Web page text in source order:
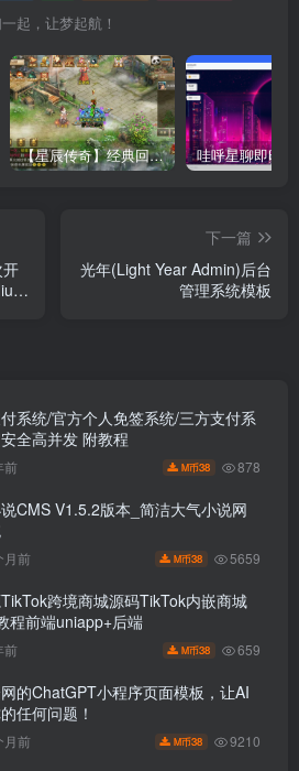
起，让梦起航！
【星辰传奇】经典回合制手游+安卓端+GM工具+详细搭建教程
下一篇
光年(Light Year Admin)后台
管理系统模板
系统/官方个人免签系统/三方支付系
全高并发 附教程
前 M币38 878
CMS V1.5.2版本_简洁大气小说网
月前 M币38 5659
跨境商城源码TikTok内嵌商城
程前端uniapp+后端
前 M币38 659
的ChatGPT小程序页面模板，让AI
任何问题！
月前 M币38 9210